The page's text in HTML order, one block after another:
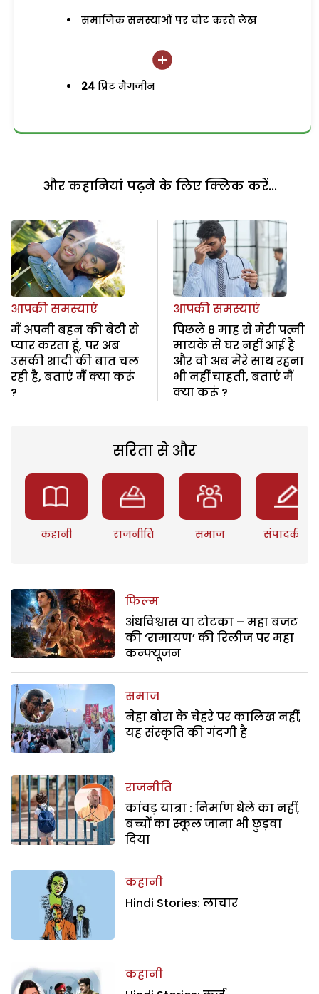
समाजिक समस्याओं पर चोट करते लेख
24 प्रिंट मैगजीन
और कहानियां पढ़ने के लिए क्लिक करें...
आपकी समस्याएं
मैं अपनी बहन की बेटी से
प्यार करता हूं, पर अब
उसकी शादी की बात चल
रही है, बताएं मैं क्या करूं
?
आपकी समस्याएं
पिछले 8 माह से मेरी पत्नी
मायके से घर नहीं आई है
और वो अब मेेरे साथ रहना
भी नहीं चाहती, बताएं मैं
क्या करूं ?
सरिता से और
कहानी राजनीति समाज संपादकीय
फिल्म
अंधविश्वास या टोटका – महा बजट
की ‘रामायण’ की रिलीज पर महा
कन्फ्यूजन
समाज
नेहा बोरा के चेहरे पर कालिख नहीं,
यह संस्कृति की गंदगी है
राजनीति
कांवड़ यात्रा : निर्माण धेले का नहीं,
बच्चों का स्कूल जाना भी छुड़वा
दिया
कहानी
Hindi Stories: लाचार
कहानी